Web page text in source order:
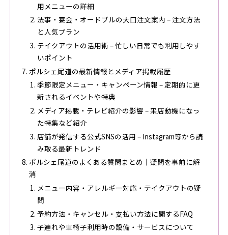
用メニューの詳細
法事・宴会・オードブルの大口注文案内 – 注文方法
と人気プラン
テイクアウトの活用術 – 忙しい日常でも利用しやす
いポイント
ポルシェ尾道の最新情報とメディア掲載履歴
季節限定メニュー・キャンペーン情報 – 定期的に更
新されるイベントや特典
メディア掲載・テレビ紹介の影響 – 来店動機になっ
た特集など紹介
店舗が発信する公式SNSの活用 – Instagram等から読
み取る最新トレンド
ポルシェ尾道のよくある質問まとめ｜疑問を事前に解
消
メニュー内容・アレルギー対応・テイクアウトの疑
問
予約方法・キャンセル・支払い方法に関するFAQ
子連れや車椅子利用時の設備・サービスについて